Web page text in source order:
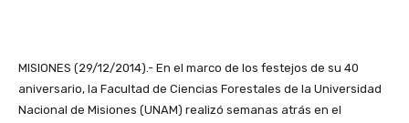
MISIONES (29/12/2014).- En el marco de los festejos de su 40
aniversario, la Facultad de Ciencias Forestales de la Universidad
Nacional de Misiones (UNAM) realizó semanas atrás en el